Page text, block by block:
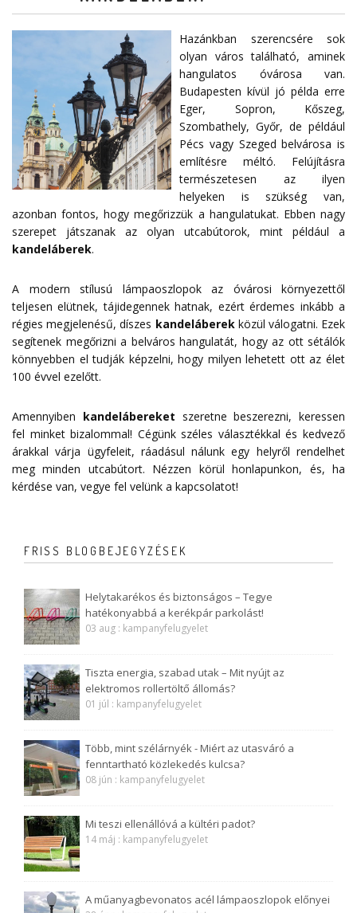
Hazánkban szerencsére sok
olyan város található, aminek
hangulatos óvárosa van.
Budapesten kívül jó példa erre
Eger, Sopron, Kőszeg,
Szombathely, Győr, de például
Pécs vagy Szeged belvárosa is
említésre méltó. Felújításra
természetesen az ilyen
helyeken is szükség van,
azonban fontos, hogy megőrizzük a hangulatukat. Ebben nagy
szerepet játszanak az olyan utcabútorok, mint például a
kandeláberek.
A modern stílusú lámpaoszlopok az óvárosi környezettől
teljesen elütnek, tájidegennek hatnak, ezért érdemes inkább a
régies megjelenésű, díszes kandeláberekközül válogatni. Ezek
segítenek megőrizni a belváros hangulatát, hogy az ott sétálók
könnyebben el tudják képzelni, hogy milyen lehetett ott az élet
100 évvel ezelőtt.
Amennyiben kandelábereket szeretne beszerezni, keressen
fel minket bizalommal! Cégünk széles választékkal és kedvező
árakkal várja ügyfeleit, ráadásul nálunk egy helyről rendelhet
meg minden utcabútort. Nézzen körül honlapunkon, és, ha
kérdése van, vegye fel velünk a kapcsolatot!
FRISS BLOGBEJEGYZÉSEK
Helytakarékos és biztonságos – Tegye
hatékonyabbá a kerékpár parkolást!
03 aug : kampanyfelugyelet
Tiszta energia, szabad utak – Mit nyújt az
elektromos rollertöltő állomás?
01 júl : kampanyfelugyelet
Több, mint szélárnyék - Miért az utasváró a
fenntartható közlekedés kulcsa?
08 jún : kampanyfelugyelet
Mi teszi ellenállóvá a kültéri padot?
14 máj : kampanyfelugyelet
A műanyagbevonatos acél lámpaoszlopok előnyei